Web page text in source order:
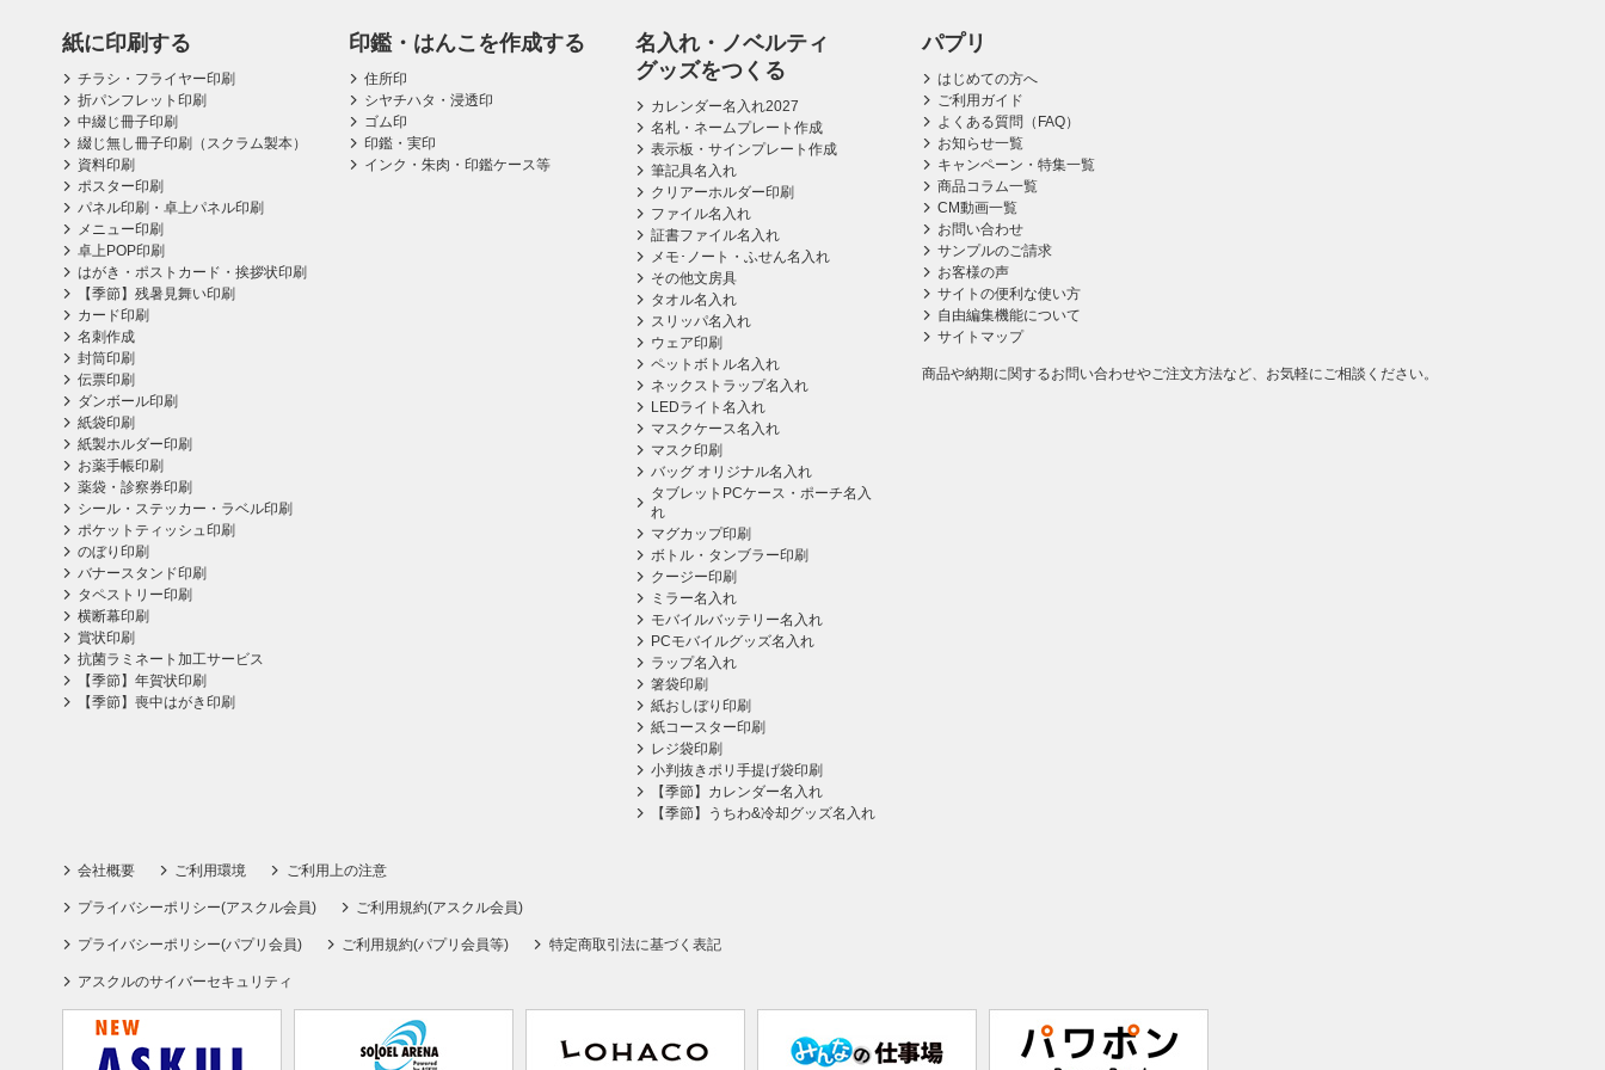
紙に印刷する
チラシ・フライヤー印刷
折パンフレット印刷
中綴じ冊子印刷
綴じ無し冊子印刷（スクラム製本）
資料印刷
ポスター印刷
パネル印刷・卓上パネル印刷
メニュー印刷
卓上POP印刷
はがき・ポストカード・挨拶状印刷
【季節】残暑見舞い印刷
カード印刷
名刺作成
封筒印刷
伝票印刷
ダンボール印刷
紙袋印刷
紙製ホルダー印刷
お薬手帳印刷
薬袋・診察券印刷
シール・ステッカー・ラベル印刷
ポケットティッシュ印刷
のぼり印刷
バナースタンド印刷
タペストリー印刷
横断幕印刷
賞状印刷
抗菌ラミネート加工サービス
【季節】年賀状印刷
【季節】喪中はがき印刷
印鑑・はんこを作成する
住所印
シヤチハタ・浸透印
ゴム印
印鑑・実印
インク・朱肉・印鑑ケース等
名入れ・ノベルティ
グッズをつくる
カレンダー名入れ2027
名札・ネームプレート作成
表示板・サインプレート作成
筆記具名入れ
クリアーホルダー印刷
ファイル名入れ
証書ファイル名入れ
メモ･ノート・ふせん名入れ
その他文房具
タオル名入れ
スリッパ名入れ
ウェア印刷
ペットボトル名入れ
ネックストラップ名入れ
LEDライト名入れ
マスクケース名入れ
マスク印刷
バッグ オリジナル名入れ
タブレットPCケース・ポーチ名入
れ
マグカップ印刷
ボトル・タンブラー印刷
クージー印刷
ミラー名入れ
モバイルバッテリー名入れ
PCモバイルグッズ名入れ
ラップ名入れ
箸袋印刷
紙おしぼり印刷
紙コースター印刷
レジ袋印刷
小判抜きポリ手提げ袋印刷
【季節】カレンダー名入れ
【季節】うちわ&冷却グッズ名入れ
パプリ
はじめての方へ
ご利用ガイド
よくある質問（FAQ）
お知らせ一覧
キャンペーン・特集一覧
商品コラム一覧
CM動画一覧
お問い合わせ
サンプルのご請求
お客様の声
サイトの便利な使い方
自由編集機能について
サイトマップ
商品や納期に関するお問い合わせやご注文方法など、お気軽にご相談ください。
会社概要 ご利用環境 ご利用上の注意
プライバシーポリシー(アスクル会員) ご利用規約(アスクル会員)
プライバシーポリシー(パプリ会員) ご利用規約(パプリ会員等) 特定商取引法に基づく表記
アスクルのサイバーセキュリティ